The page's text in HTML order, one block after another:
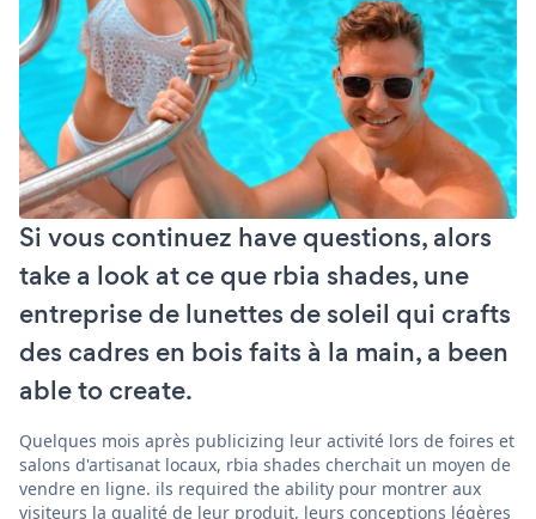
Si vous continuez have questions, alors
take a look at ce que rbia shades, une
entreprise de lunettes de soleil qui crafts
des cadres en bois faits à la main, a been
able to create.
Quelques mois après publicizing leur activité lors de foires et
salons d'artisanat locaux, rbia shades cherchait un moyen de
vendre en ligne. ils required the ability pour montrer aux
visiteurs la qualité de leur produit, leurs conceptions légères